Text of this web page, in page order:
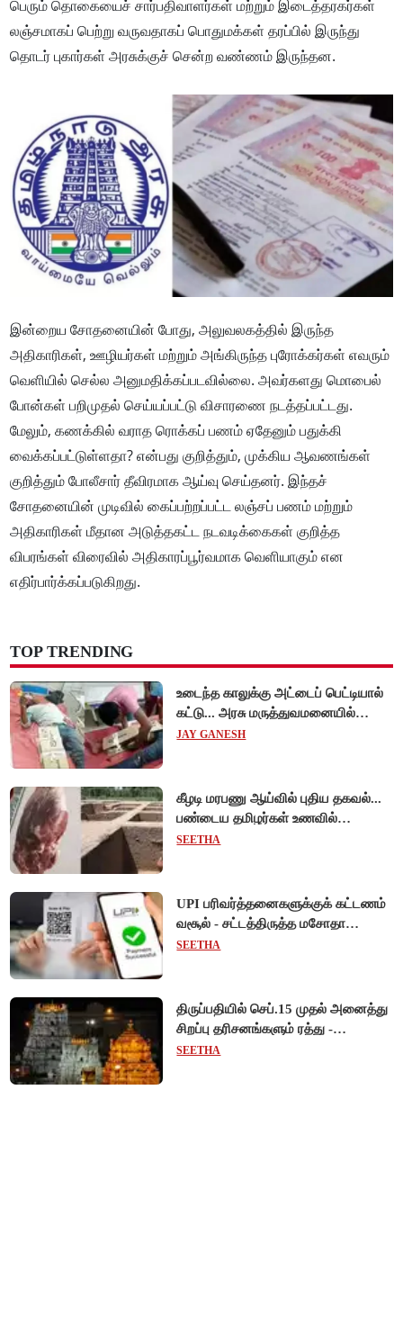
பெரும் தொகையைச் சார்பதிவாளர்கள் மற்றும் இடைத்தரகர்கள்
லஞ்சமாகப் பெற்று வருவதாகப் பொதுமக்கள் தரப்பில் இருந்து
தொடர் புகார்கள் அரசுக்குச் சென்ற வண்ணம் இருந்தன.
இன்றைய சோதனையின் போது, அலுவலகத்தில் இருந்த
அதிகாரிகள், ஊழியர்கள் மற்றும் அங்கிருந்த புரோக்கர்கள் எவரும்
வெளியில் செல்ல அனுமதிக்கப்படவில்லை. அவர்களது மொபைல்
போன்கள் பறிமுதல் செய்யப்பட்டு விசாரணை நடத்தப்பட்டது.
மேலும், கணக்கில் வராத ரொக்கப் பணம் ஏதேனும் பதுக்கி
வைக்கப்பட்டுள்ளதா? என்பது குறித்தும், முக்கிய ஆவணங்கள்
குறித்தும் போலீசார் தீவிரமாக ஆய்வு செய்தனர். இந்தச்
சோதனையின் முடிவில் கைப்பற்றப்பட்ட லஞ்சப் பணம் மற்றும்
அதிகாரிகள் மீதான அடுத்தகட்ட நடவடிக்கைகள் குறித்த
விபரங்கள் விரைவில் அதிகாரப்பூர்வமாக வெளியாகும் என
எதிர்பார்க்கப்படுகிறது.
TOP TRENDING
உடைந்த காலுக்கு அட்டைப் பெட்டியால்
கட்டு... அரசு மருத்துவமனையில்
விநோத சிகிச்சை... அதிர்ச்சி வீடியோ!
JAY GANESH
கீழடி மரபணு ஆய்வில் புதிய தகவல்...
பண்டைய தமிழர்கள் உணவில்
அதிகளவு இறைச்சி பயன்பாடு!
SEETHA
UPI பரிவர்த்தனைகளுக்குக் கட்டணம்
வசூல் - சட்டத்திருத்த மசோதா
நிறைவேற்றம்!
SEETHA
திருப்பதியில் செப்.15 முதல் அனைத்து
சிறப்பு தரிசனங்களும் ரத்து -
பிரம்மோற்சவத்திற்கான ஏற்பாடுகள்
SEETHA